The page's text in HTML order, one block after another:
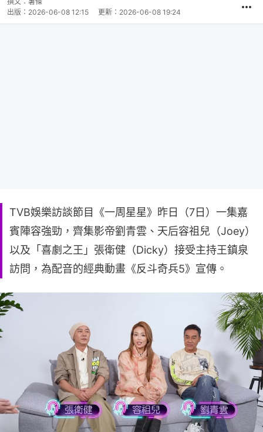
出版： 2026-06-08 12:15 更新： 2026-06-08 19:24
TVB娛樂訪談節目《一周星星》昨日（7日）一集嘉
賓陣容強勁，齊集影帝劉青雲、天后容祖兒（Joey）
以及「喜劇之王」張衛健（Dicky）接受主持王鎮泉
訪問，為配音的經典動畫《反斗奇兵5》宣傳。